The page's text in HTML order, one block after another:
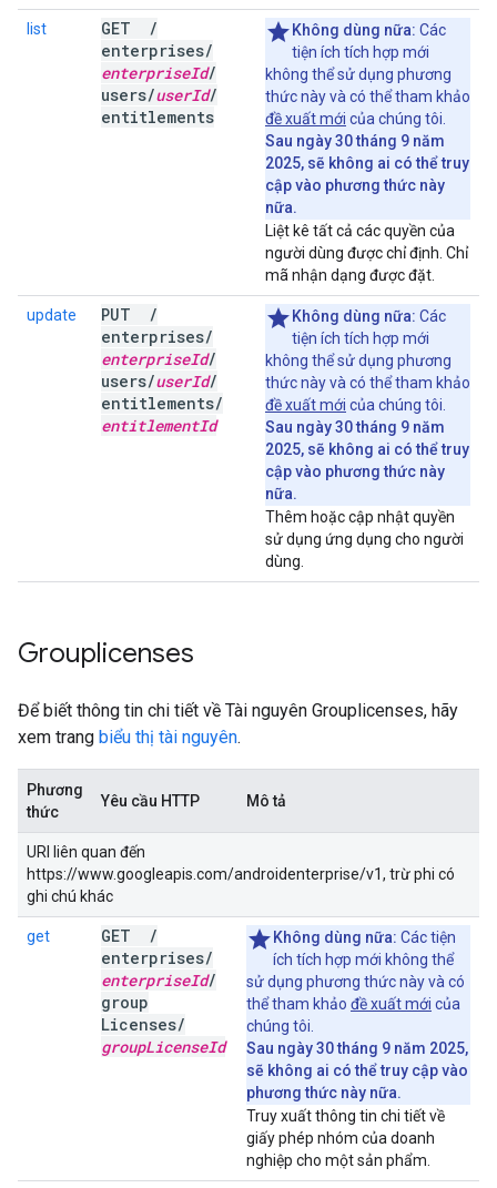
list GET
/
enterprises/
enterpriseId/
users/userId/
entitlements
Không dùng nữa: Các
tiện ích tích hợp mới
không thể sử dụng phương
thức này và có thể tham khảo
đề xuất mới của chúng tôi.
Sau ngày 30 tháng 9 năm
2025, sẽ không ai có thể truy
cập vào phương thức này
nữa.
Liệt kê tất cả các quyền của
người dùng được chỉ định. Chỉ
mã nhận dạng được đặt.
update PUT
/
enterprises/
enterpriseId/
users/userId/
entitlements/
entitlementId
Không dùng nữa: Các
tiện ích tích hợp mới
không thể sử dụng phương
thức này và có thể tham khảo
đề xuất mới của chúng tôi.
Sau ngày 30 tháng 9 năm
2025, sẽ không ai có thể truy
cập vào phương thức này
nữa.
Thêm hoặc cập nhật quyền
sử dụng ứng dụng cho người
dùng.
Grouplicenses
Để biết thông tin chi tiết về Tài nguyên Grouplicenses, hãy
xem trang biểu thị tài nguyên.
Phương
thức
Yêu cầu HTTP Mô tả
URI liên quan đến
https://www.googleapis.com/androidenterprise/v1, trừ phi có
ghi chú khác
get GET
/
enterprises/
enterpriseId/
group
Licenses/
groupLicenseId
Không dùng nữa: Các tiện
ích tích hợp mới không thể
sử dụng phương thức này và có
thể tham khảo đề xuất mới của
chúng tôi.
Sau ngày 30 tháng 9 năm 2025,
sẽ không ai có thể truy cập vào
phương thức này nữa.
Truy xuất thông tin chi tiết về
giấy phép nhóm của doanh
nghiệp cho một sản phẩm.